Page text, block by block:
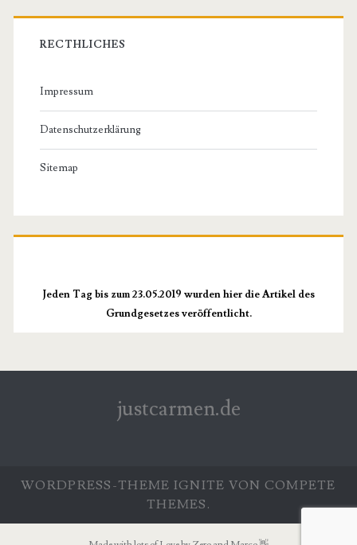
RECTHLICHES
Impressum
Datenschutzerklärung
Sitemap
Jeden Tag bis zum 23.05.2019 wurden hier die Artikel des
Grundgesetzes veröffentlicht.
justcarmen.de
WORDPRESS-THEME IGNITE VON COMPETE
THEMES.